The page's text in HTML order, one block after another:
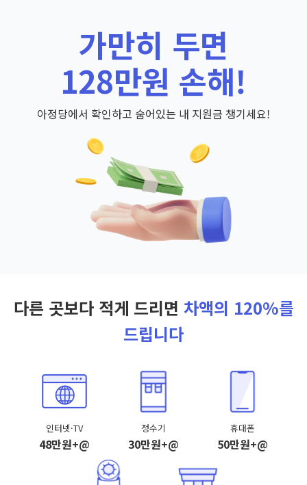
가만히 두면
128만원 손해!
아정당에서 확인하고 숨어있는 내 지원금 챙기세요!
다른 곳보다 적게 드리면 차액의 120%를
드립니다
인터넷·TV
48만원+@
정수기
30만원+@
휴대폰
50만원+@